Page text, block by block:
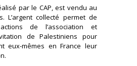
par le CAP, est vendu au
L’argent collecté permet de
de l’association et
de Palestiniens pour
eux-mêmes en France leur